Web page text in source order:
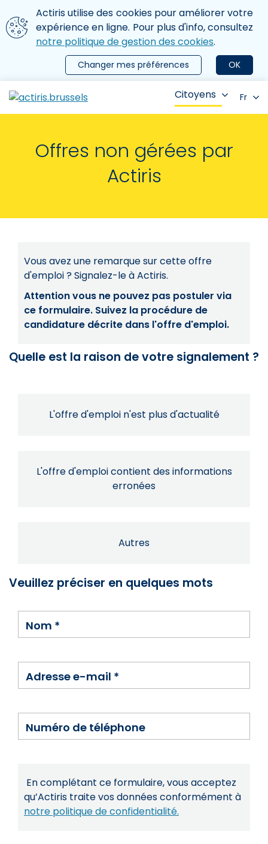
Aller au contenu principal
Nous utilisons des cookies
Actiris utilise des cookies pour améliorer votre
expérience en ligne. Pour plus d'info, consultez
notre politique de gestion des cookies.
OK
Changer mes préférences
le menu
Citoyens Fr
Offres non gérées par
Actiris
Vous avez une remarque sur cette offre
d'emploi ? Signalez-le à Actiris.
Attention vous ne pouvez pas postuler via
ce formulaire. Suivez la procédure de
candidature décrite dans l'offre d'emploi.
Quelle est la raison de votre signalement ?
L'offre d'emploi n'est plus d'actualité
L'offre d'emploi contient des informations
erronées
Autres
Veuillez préciser en quelques mots
Nom *
Adresse e-mail *
Numéro de téléphone
En complétant ce formulaire, vous acceptez
qu’Actiris traite vos données conformément à
notre politique de confidentialité.